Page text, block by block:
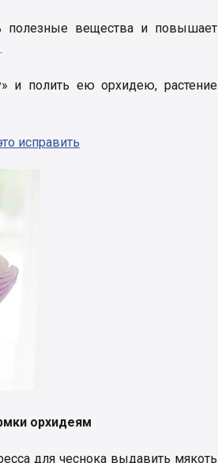
полезные вещества и повышает
и полить ею орхидею, растение
исправить
орхидеям
для чеснока выдавить мякоть